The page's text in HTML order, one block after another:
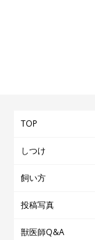
TOP
しつけ
飼い方
投稿写真
獣医師Q&A